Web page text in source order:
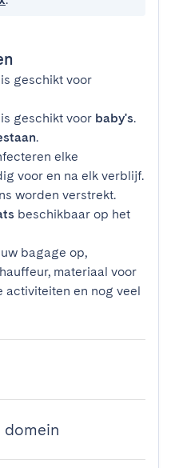
geschikt voor
geschikt voor baby's.
.
elke
voor en na elk verblijf.
worden verstrekt.
beschikbaar op het
bagage op,
materiaal voor
activiteiten en nog veel
domein